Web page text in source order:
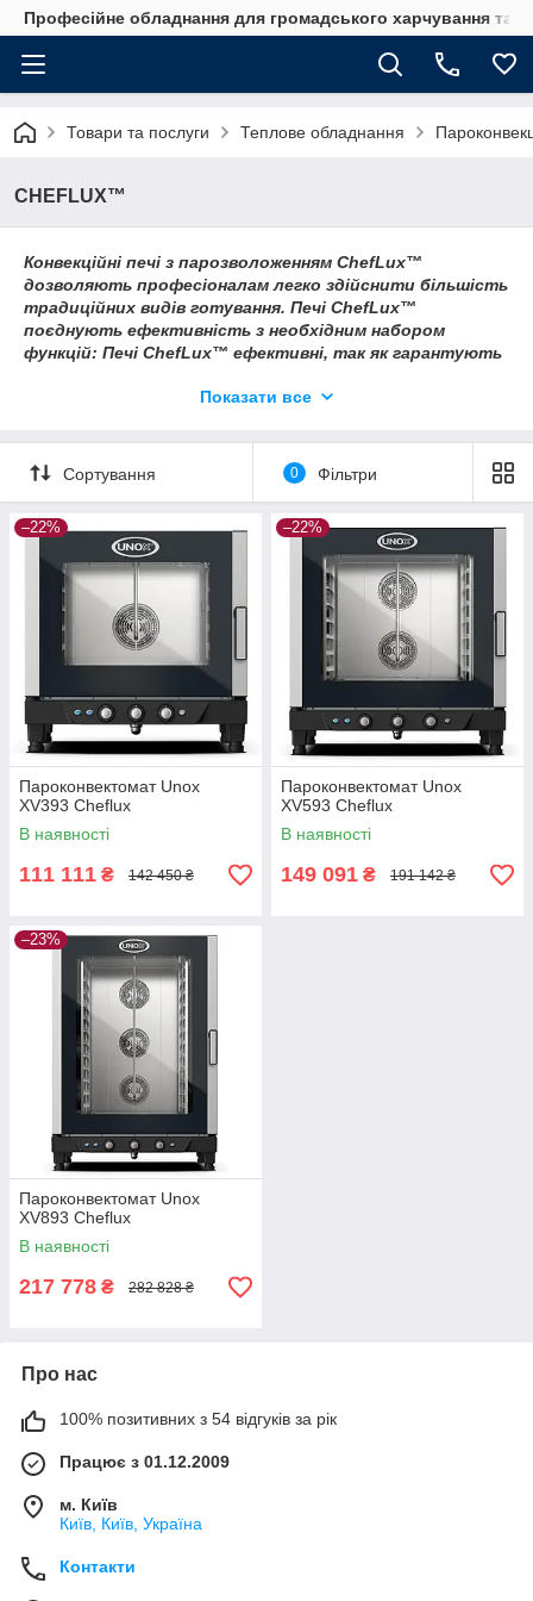
Професійне обладнання для громадського харчування та
Товари та послуги Теплове обладнання
CHEFLUX™
Конвекційні печі з парозволоженням ChefLux™
дозволяють професіоналам легко здійснити більшість
традиційних видів готування. Печі ChefLux™
поєднують ефективність з необхідним набором
функцій: Печі ChefLux™ ефективні, так як гарантують
якого завантаження, і прості, так як були розроблені
функції, без надмірностей. Широкий асортимент
додаткового обладнання та аксесуарів робить піч
більш функціональною для кухаря, значно полегшуючи
Показати все
Сортування 0 Фільтри
–22%
Пароконвектомат Unox
XV393 Cheflux
В наявності
111 111 ₴ 142 450 ₴
–22%
Пароконвектомат Unox
XV593 Cheflux
В наявності
149 091 ₴ 191 142 ₴
–23%
Пароконвектомат Unox
XV893 Cheflux
В наявності
217 778 ₴ 282 828 ₴
Про нас
100% позитивних з 54 відгуків за рік
Працює з 01.12.2009
м. Київ
Київ, Київ, Україна
Контакти